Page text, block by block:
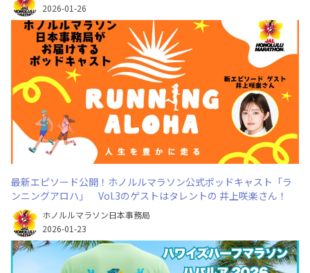
2026-01-26
最新エピソード公開！ホノルルマラソン公式ポッドキャスト「ラ
ンニングアロハ」 Vol.3のゲストはタレントの 井上咲楽さん！
ホノルルマラソン日本事務局
2026-01-23